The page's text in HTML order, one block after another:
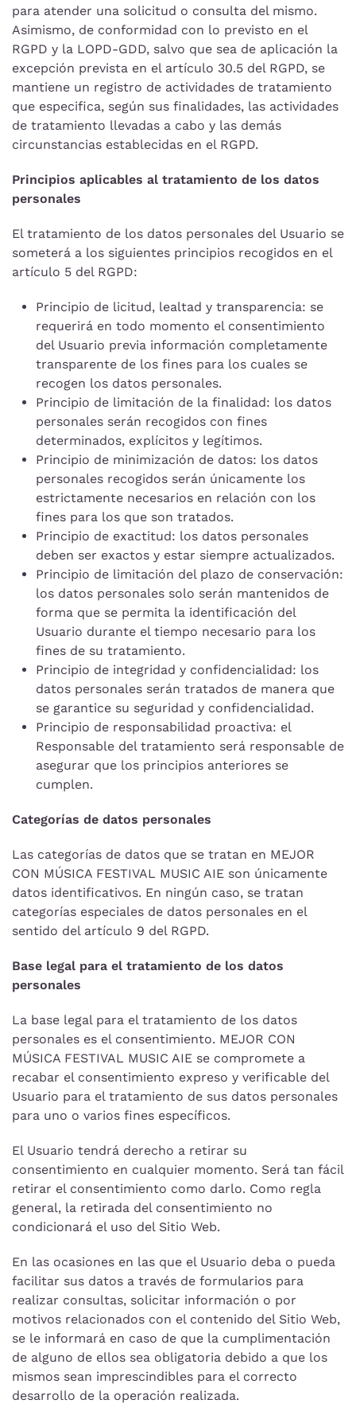
para atender una solicitud o consulta del mismo.
Asimismo, de conformidad con lo previsto en el
RGPD y la LOPD-GDD, salvo que sea de aplicación la
excepción prevista en el artículo 30.5 del RGPD, se
mantiene un registro de actividades de tratamiento
que especifica, según sus finalidades, las actividades
de tratamiento llevadas a cabo y las demás
circunstancias establecidas en el RGPD.
Principios aplicables al tratamiento de los datos
personales
El tratamiento de los datos personales del Usuario se
someterá a los siguientes principios recogidos en el
artículo 5 del RGPD:
Principio de licitud, lealtad y transparencia: se
requerirá en todo momento el consentimiento
del Usuario previa información completamente
transparente de los fines para los cuales se
recogen los datos personales.
Principio de limitación de la finalidad: los datos
personales serán recogidos con fines
determinados, explícitos y legítimos.
Principio de minimización de datos: los datos
personales recogidos serán únicamente los
estrictamente necesarios en relación con los
fines para los que son tratados.
Principio de exactitud: los datos personales
deben ser exactos y estar siempre actualizados.
Principio de limitación del plazo de conservación:
los datos personales solo serán mantenidos de
forma que se permita la identificación del
Usuario durante el tiempo necesario para los
fines de su tratamiento.
Principio de integridad y confidencialidad: los
datos personales serán tratados de manera que
se garantice su seguridad y confidencialidad.
Principio de responsabilidad proactiva: el
Responsable del tratamiento será responsable de
asegurar que los principios anteriores se
cumplen.
Categorías de datos personales
Las categorías de datos que se tratan en MEJOR
CON MÚSICA FESTIVAL MUSIC AIE son únicamente
datos identificativos. En ningún caso, se tratan
categorías especiales de datos personales en el
sentido del artículo 9 del RGPD.
Base legal para el tratamiento de los datos
personales
La base legal para el tratamiento de los datos
personales es el consentimiento. MEJOR CON
MÚSICA FESTIVAL MUSIC AIE se compromete a
recabar el consentimiento expreso y verificable del
Usuario para el tratamiento de sus datos personales
para uno o varios fines específicos.
El Usuario tendrá derecho a retirar su
consentimiento en cualquier momento. Será tan fácil
retirar el consentimiento como darlo. Como regla
general, la retirada del consentimiento no
condicionará el uso del Sitio Web.
En las ocasiones en las que el Usuario deba o pueda
facilitar sus datos a través de formularios para
realizar consultas, solicitar información o por
motivos relacionados con el contenido del Sitio Web,
se le informará en caso de que la cumplimentación
de alguno de ellos sea obligatoria debido a que los
mismos sean imprescindibles para el correcto
desarrollo de la operación realizada.